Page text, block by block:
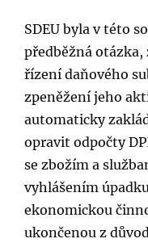
SDEU byla v této
předběžná otázka,
řízení daňového
zpeněžení jeho
automaticky
opravit odpočty
se zbožím a
vyhlášením
ekonomickou
ukončenou z